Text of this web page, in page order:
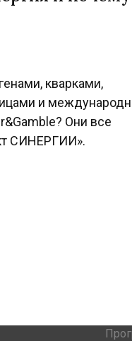
кварками,
и
Они все
СИНЕРГИИ».